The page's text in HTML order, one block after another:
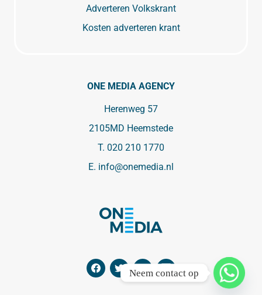
Adverteren Volkskrant
Kosten adverteren krant
ONE MEDIA AGENCY
Herenweg 57
2105MD Heemstede
T. 020 210 1770
E. info@onemedia.nl
Neem contact op